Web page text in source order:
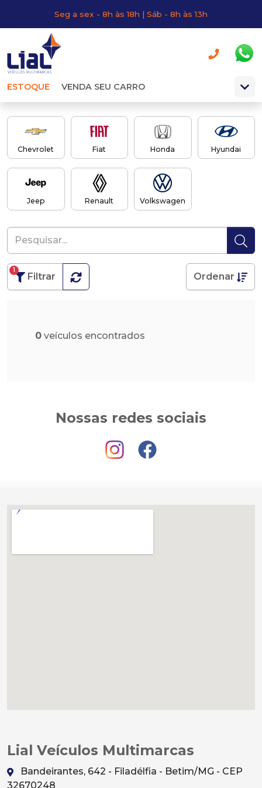
Seg a sex - 8h às 18h | Sáb - 8h às 13h
ESTOQUE VENDA SEU CARRO
Chevrolet Fiat Honda Hyundai
Jeep Renault Volkswagen
Filtrar
1
Ordenar
0 veículos encontrados
Nossas redes sociais
Lial Veículos Multimarcas
Bandeirantes, 642 - Filadélfia - Betim/MG - CEP
32670248